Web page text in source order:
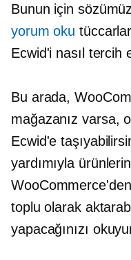
Bunun için
yorum oku
Ecwid'i nasıl tercih
Bu arada,
mağazanız varsa,
Ecwid'e
yardımıyla
toplu olarak
yapacağınızı